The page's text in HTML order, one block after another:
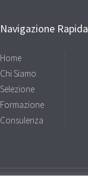
Navigazione Rapida
Home
Chi Siamo
Selezione
Formazione
Consulenza